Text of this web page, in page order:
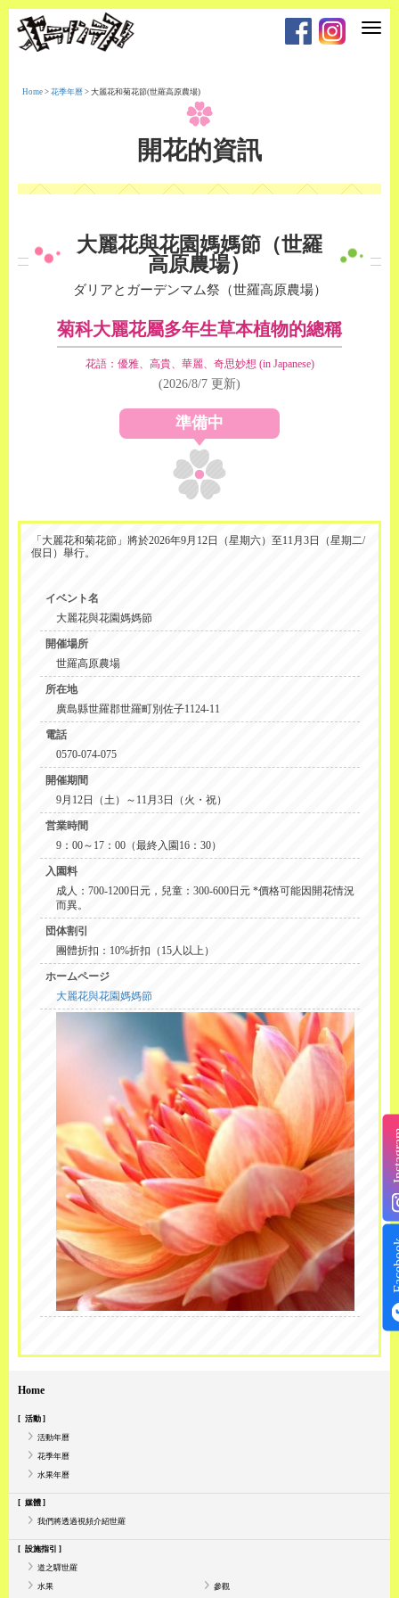
T
Home > 花季年曆 > 大麗花和菊花節(世羅高原農場)
開花的資訊
大麗花與花園媽媽節（世羅
高原農場）
ダリアとガーデンマム祭（世羅高原農場）
菊科大麗花屬多年生草本植物的總稱
花語：優雅、高貴、華麗、奇思妙想 (in Japanese)
(2026/8/7 更新)
準備中
「大麗花和菊花節」將於2026年9月12日（星期六）至11月3日（星期二/
假日）舉行。
イベント名
大麗花與花園媽媽節
開催場所
世羅高原農場
所在地
廣島縣世羅郡世羅町別佐子1124-11
電話
0570-074-075
開催期間
9月12日（土）～11月3日（火・祝）
営業時間
9：00～17：00（最終入園16：30）
入園料
成人：700-1200日元，兒童：300-600日元 *價格可能因開花情況
而異。
団体割引
團體折扣：10%折扣（15人以上）
ホームページ
大麗花與花園媽媽節
Home
活動
活動年曆
花季年曆
水果年曆
媒體
我們將透過視頻介紹世羅
設施指引
道之驛世羅
水果 參觀